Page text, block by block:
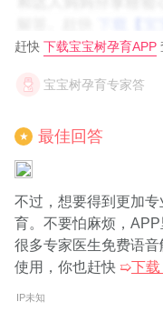
赶快 下载宝宝树孕育APP
宝宝树孕育专家答
★ 最佳回答
不过，想要得到更加
育。不要怕麻烦，
很多专家医生免费语
使用，你也赶快 ➯下载
IP未知